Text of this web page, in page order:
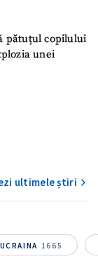
pătuțul copilului
unei
ultimele știri
UCRAINA 1665